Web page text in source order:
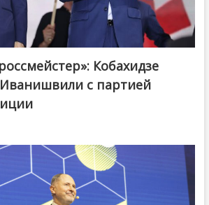
Georgian Dream
Кобахидзе
с партией